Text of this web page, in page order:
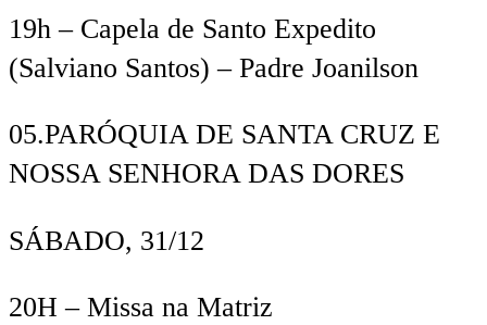
19h – Capela de Santo Expedito
(Salviano Santos) – Padre Joanilson
05.PARÓQUIA DE SANTA CRUZ E
NOSSA SENHORA DAS DORES
SÁBADO, 31/12
20H– Missa na Matriz